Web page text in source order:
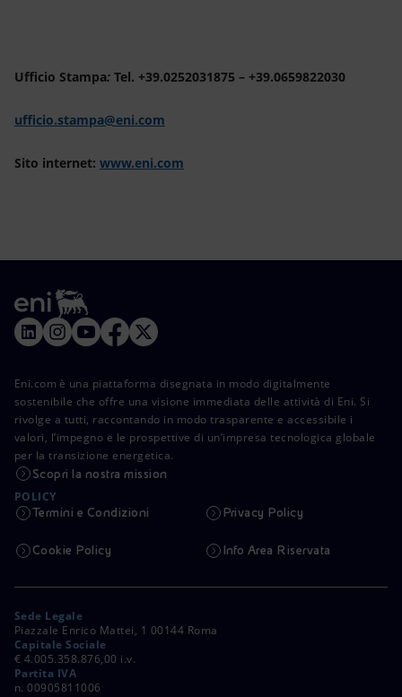
Ufficio Stampa: Tel. +39.0252031875 – +39.0659822030
ufficio.stampa@eni.com
Sito internet: www.eni.com
Eni.com è una piattaforma disegnata in modo digitalmente
sostenibile che offre una visione immediata delle attività di Eni. Si
rivolge a tutti, raccontando in modo trasparente e accessibile i
valori, l’impegno e le prospettive di un’impresa tecnologica globale
per la transizione energetica.
Scopri la nostra mission
POLICY
Termini e Condizioni Privacy Policy
Cookie Policy Info Area Riservata
Sede Legale
Piazzale Enrico Mattei, 1 00144 Roma
Capitale Sociale
€ 4.005.358.876,00 i.v.
Partita IVA
n. 00905811006